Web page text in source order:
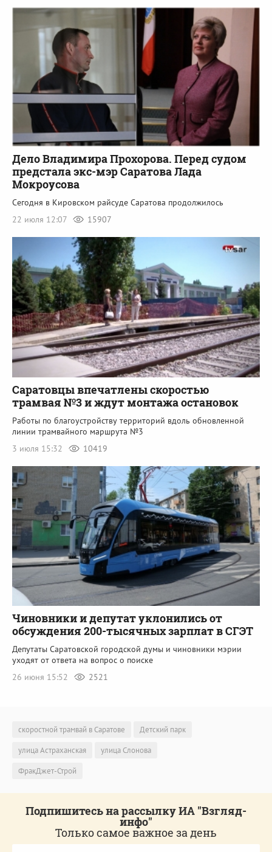
Дело Владимира Прохорова. Перед судом
предстала экс-мэр Саратова Лада
Мокроусова
Сегодня в Кировском райсуде Саратова продолжилось
22 июля 12:07
15907
Саратовцы впечатлены скоростью
трамвая №3 и ждут монтажа остановок
Работы по благоустройству территорий вдоль обновленной
линии трамвайного маршрута №3
3 июля 15:32
10419
Чиновники и депутат уклонились от
обсуждения 200-тысячных зарплат в СГЭТ
Депутаты Саратовской городской думы и чиновники мэрии
уходят от ответа на вопрос о поиске
26 июня 15:52
2521
скоростной трамвай в Саратове
Детский парк
улица Астраханская
улица Слонова
ФракДжет-Строй
Подпишитесь на рассылку ИА "Взгляд-
инфо"
Только самое важное за день